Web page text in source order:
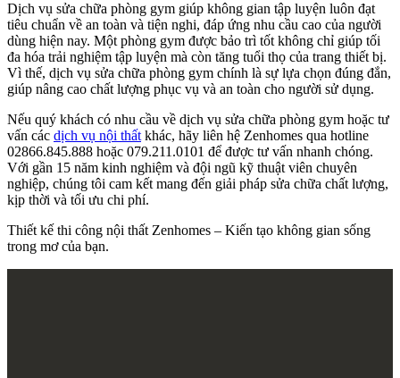
Dịch vụ sửa chữa phòng gym giúp không gian tập luyện luôn đạt
tiêu chuẩn về an toàn và tiện nghi, đáp ứng nhu cầu cao của người
dùng hiện nay. Một phòng gym được bảo trì tốt không chỉ giúp tối
đa hóa trải nghiệm tập luyện mà còn tăng tuổi thọ của trang thiết bị.
Vì thế, dịch vụ sửa chữa phòng gym chính là sự lựa chọn đúng đắn,
giúp nâng cao chất lượng phục vụ và an toàn cho người sử dụng.
Nếu quý khách có nhu cầu về dịch vụ sửa chữa phòng gym hoặc tư
vấn các dịch vụ nội thất khác, hãy liên hệ Zenhomes qua hotline
02866.845.888 hoặc 079.211.0101 để được tư vấn nhanh chóng.
Với gần 15 năm kinh nghiệm và đội ngũ kỹ thuật viên chuyên
nghiệp, chúng tôi cam kết mang đến giải pháp sửa chữa chất lượng,
kịp thời và tối ưu chi phí.
Thiết kế thi công nội thất Zenhomes – Kiến tạo không gian sống
trong mơ của bạn.